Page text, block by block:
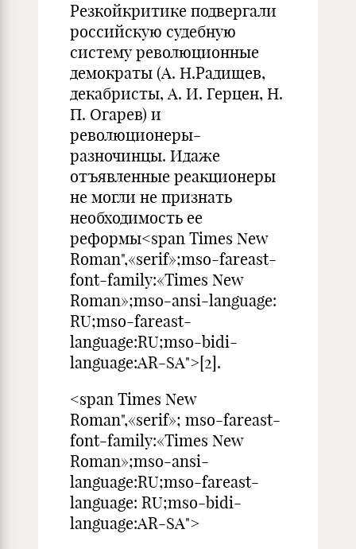
Резкойкритике подвергали
российскую судебную
систему революционные
демократы (А. Н.Радищев,
декабристы, А. И. Герцен, Н.
П. Огарев) и
революционеры-
разночинцы. Идаже
отъявленные реакционеры
не могли не признать
необходимость ее
реформы<span Times New
Roman",«serif»;mso-fareast-
font-family:«Times New
Roman»;mso-ansi-language:
RU;mso-fareast-
language:RU;mso-bidi-
language:AR-SA">[2].
<span Times New
Roman",«serif»; mso-fareast-
font-family:«Times New
Roman»;mso-ansi-
language:RU;mso-fareast-
language: RU;mso-bidi-
language:AR-SA">